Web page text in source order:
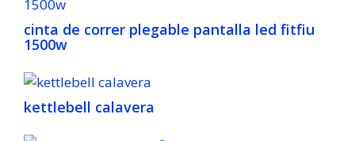
cinta de correr plegable pantalla led fitfiu
1500w
kettlebell calavera